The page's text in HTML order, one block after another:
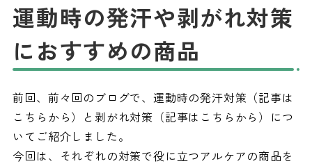
運動時の発汗や剥がれ対策
におすすめの商品
前回、前々回のブログで、運動時の発汗対策（記事は
こちらから）と剥がれ対策（記事はこちらから）につ
いてご紹介しました。
今回は、それぞれの対策で役に立つアルケアの商品を